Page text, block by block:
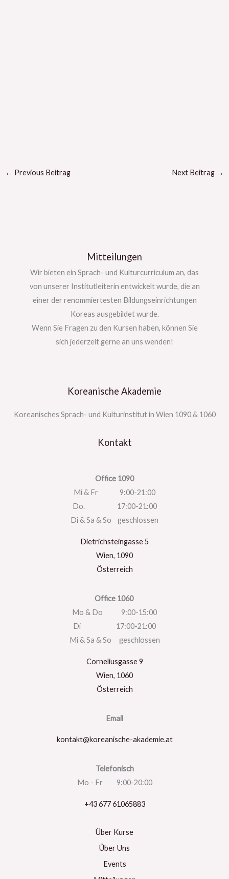
← Previous Beitrag Next Beitrag →
Mitteilungen
Wir bieten ein Sprach- und Kulturcurriculum an, das
von unserer Institutleiterin entwickelt wurde, die an
einer der renommiertesten Bildungseinrichtungen
Koreas ausgebildet wurde.
Wenn Sie Fragen zu den Kursen haben, können Sie
sich jederzeit gerne an uns wenden!
Koreanische Akademie
Koreanisches Sprach- und Kulturinstitut in Wien 1090 & 1060
Kontakt
Office 1090
Mi & Fr 9:00-21:00
Do. 17:00-21:00
Di & Sa & So geschlossen
Dietrichsteingasse 5
Wien, 1090
Österreich
Office 1060
Mo & Do 9:00-15:00
Di 17:00-21:00
Mi & Sa & So geschlossen
Corneliusgasse 9
Wien, 1060
Österreich
Email
kontakt@koreanische-akademie.at
Telefonisch
Mo - Fr 9:00-20:00
+43 677 61065883
Über Kurse
Über Uns
Events